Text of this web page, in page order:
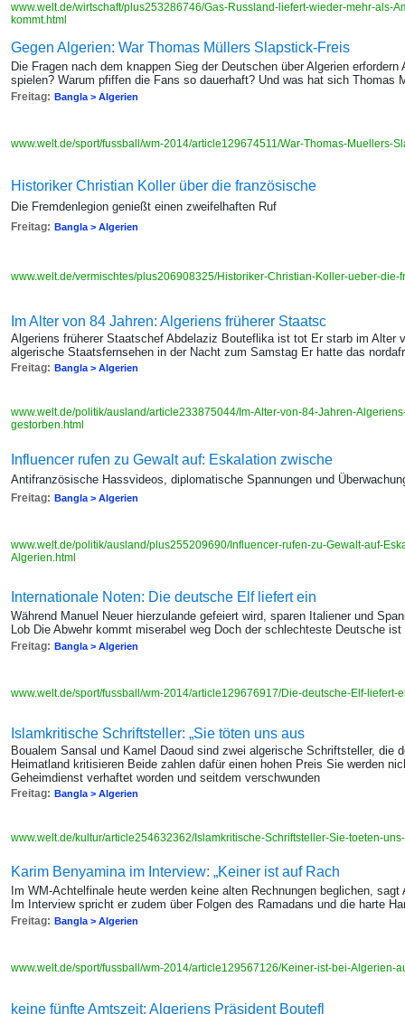
www.welt.de/wirtschaft/plus253286746/Gas-Russland-liefert-wieder-mehr-als-
kommt.html
Gegen Algerien: War Thomas Müllers Slapstick-Freis
Die Fragen nach dem knappen Sieg der Deutschen über Algerien
spielen? Warum pfiffen die Fans so dauerhaft? Und was hat sich Thomas
Freitag: Bangla > Algerien
www.welt.de/sport/fussball/wm-2014/article129674511/War-Thomas-Muellers-
Historiker Christian Koller über die französische
Die Fremdenlegion genießt einen zweifelhaften Ruf
Freitag: Bangla > Algerien
www.welt.de/vermischtes/plus206908325/Historiker-Christian-Koller-ueber-
Im Alter von 84 Jahren: Algeriens früherer Staatsc
Algeriens früherer Staatschef Abdelaziz Bouteflika ist tot Er starb im Alter
algerische Staatsfernsehen in der Nacht zum Samstag Er hatte das
Freitag: Bangla > Algerien
www.welt.de/politik/ausland/article233875044/Im-Alter-von-84-Jahren-
gestorben.html
Influencer rufen zu Gewalt auf: Eskalation zwische
Antifranzösische Hassvideos, diplomatische Spannungen und
Freitag: Bangla > Algerien
www.welt.de/politik/ausland/plus255209690/Influencer-rufen-zu-Gewalt-auf-
Algerien.html
Internationale Noten: Die deutsche Elf liefert ein
Während Manuel Neuer hierzulande gefeiert wird, sparen Italiener und
Lob Die Abwehr kommt miserabel weg Doch der schlechteste Deutsche ist
Freitag: Bangla > Algerien
www.welt.de/sport/fussball/wm-2014/article129676917/Die-deutsche-Elf-
Islamkritische Schriftsteller: „Sie töten uns aus
Boualem Sansal und Kamel Daoud sind zwei algerische Schriftsteller, die
Heimatland kritisieren Beide zahlen dafür einen hohen Preis Sie werden
Geheimdienst verhaftet worden und seitdem verschwunden
Freitag: Bangla > Algerien
www.welt.de/kultur/article254632362/Islamkritische-Schriftsteller-Sie-toeten-
Karim Benyamina im Interview: „Keiner ist auf Rach
Im WM-Achtelfinale heute werden keine alten Rechnungen beglichen,
Im Interview spricht er zudem über Folgen des Ramadans und die harte
Freitag: Bangla > Algerien
www.welt.de/sport/fussball/wm-2014/article129567126/Keiner-ist-bei-Algerien-
keine fünfte Amtszeit: Algeriens Präsident Boutefl